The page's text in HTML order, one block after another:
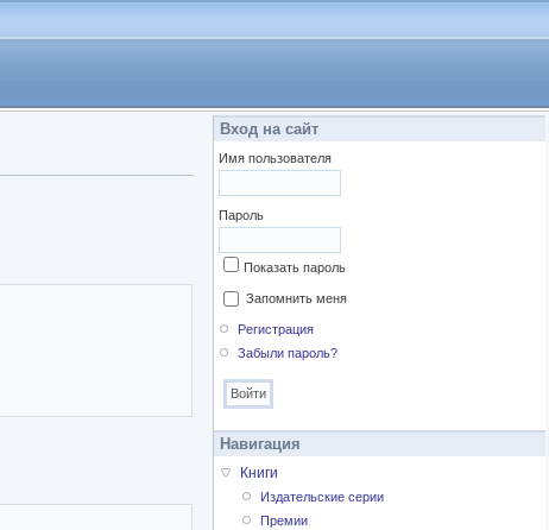
Вход на сайт
Имя пользователя
Пароль
Показать пароль
Запомнить меня
Регистрация
Забыли пароль?
Навигация
Книги
Издательские серии
Премии